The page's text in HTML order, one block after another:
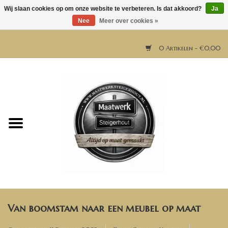
0 Artikelen - €0,00
Horeca meubels
Bartafels
Van boomstam naar een meubel op maat
Wij slaan cookies op om onze website te verbeteren. Is dat akkoord?
Ja
Nee
Meer over cookies »